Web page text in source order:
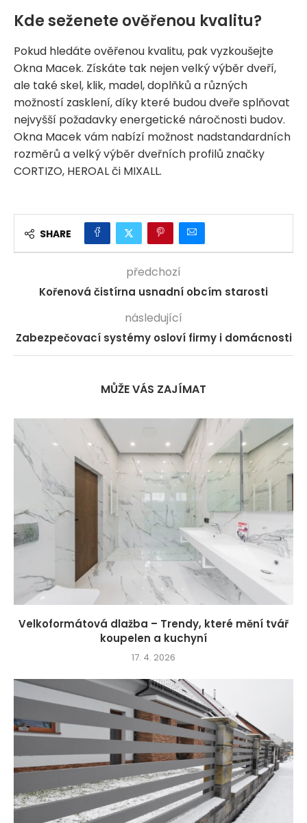
Kde seženete ověřenou kvalitu?
Pokud hledáte ověřenou kvalitu, pak vyzkoušejte
Okna Macek. Získáte tak nejen velký výběr dveří,
ale také skel, klik, madel, doplňků a různých
možností zasklení, díky které budou dveře splňovat
nejvyšší požadavky energetické náročnosti budov.
Okna Macek vám nabízí možnost nadstandardních
rozměrů a velký výběr dveřních profilů značky
CORTIZO, HEROAL či MIXALL.
SHARE
předchozí
Kořenová čistírna usnadní obcím starosti
následující
Zabezpečovací systémy osloví firmy i domácnosti
MŮŽE VÁS ZAJÍMAT
Velkoformátová dlažba – Trendy, které mění tvář
koupelen a kuchyní
17. 4. 2026